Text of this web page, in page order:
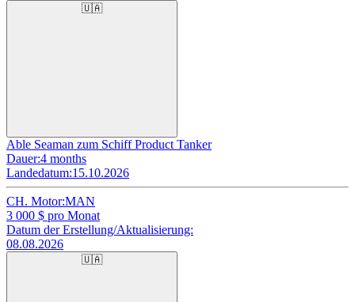
🇺🇦
Able Seaman zum Schiff Product Tanker
Dauer:4 months
Landedatum:15.10.2026
CH. Motor:MAN
3 000 $ pro Monat
Datum der Erstellung/Aktualisierung:
08.08.2026
🇺🇦